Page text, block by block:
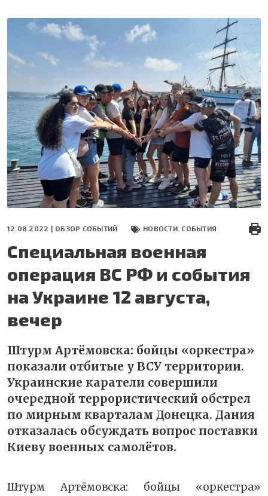
основному
содержанию
12.08.2022 | ОБЗОР СОБЫТИЙ НОВОСТИ. СОБЫТИЯ
Специальная военная
операция ВС РФ и события
на Украине 12 августа,
вечер
Штурм Артёмовска: бойцы «оркестра»
показали отбитые у ВСУ территории.
Украинские каратели совершили
очередной террористический обстрел
по мирным кварталам Донецка. Дания
отказалась обсуждать вопрос поставки
Киеву военных самолётов.
Штурм Артёмовска: бойцы «оркестра»